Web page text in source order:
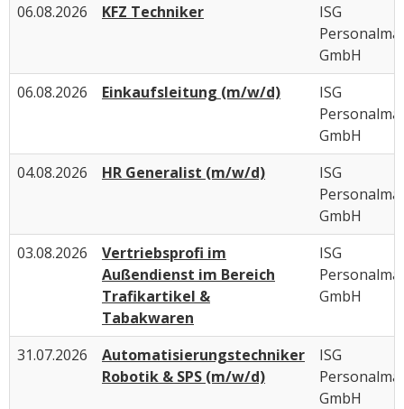
06.08.2026
KFZ Techniker
ISG
GmbH
06.08.2026
Einkaufsleitung (m/w/d)
ISG
GmbH
04.08.2026
HR Generalist (m/w/d)
ISG
GmbH
03.08.2026
Vertriebsprofi im
Außendienst im Bereich
Trafikartikel &
Tabakwaren
ISG
GmbH
31.07.2026
Automatisierungstechniker
Robotik & SPS (m/w/d)
ISG
GmbH